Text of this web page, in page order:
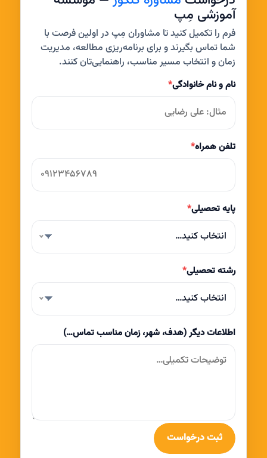
آموزشی مِپ
فرم را تکمیل کنید تا مشاوران مِپ در اولین فرصت با
شما تماس بگیرند و برای برنامه‌ریزی مطالعه، مدیریت
زمان و انتخاب مسیر مناسب، راهنمایی‌تان کنند.
نام و نام خانوادگی*
تلفن همراه*
پایه تحصیلی*
انتخاب کنید…
رشته تحصیلی*
انتخاب کنید…
اطلاعات دیگر (هدف، شهر، زمان مناسب تماس…)
ثبت درخواست